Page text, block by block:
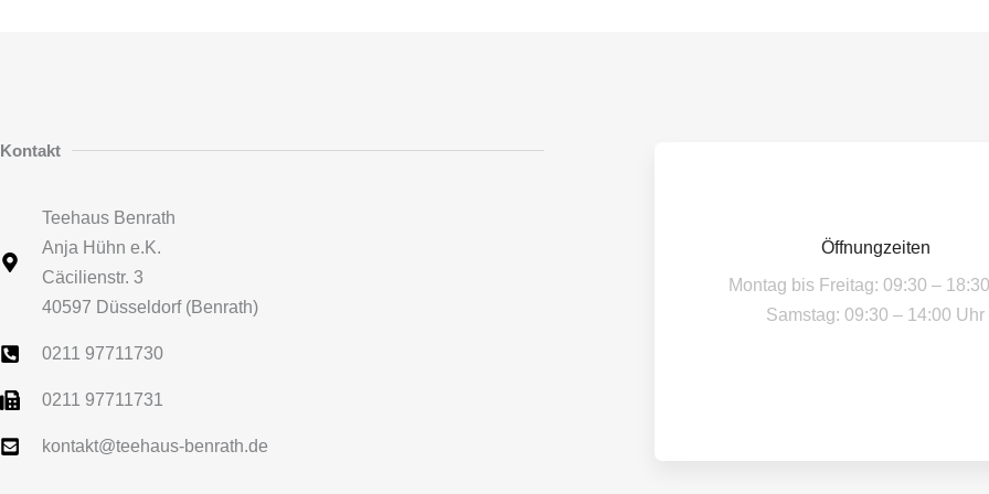
Kontakt
Teehaus Benrath
Anja Hühn e.K.
Cäcilienstr. 3
40597 Düsseldorf (Benrath)
0211 97711730
0211 97711731
kontakt@teehaus-benrath.de
Öffnungzeiten
Montag bis Freitag: 09:30 –
Samstag: 09:30 – 14:00 Uhr